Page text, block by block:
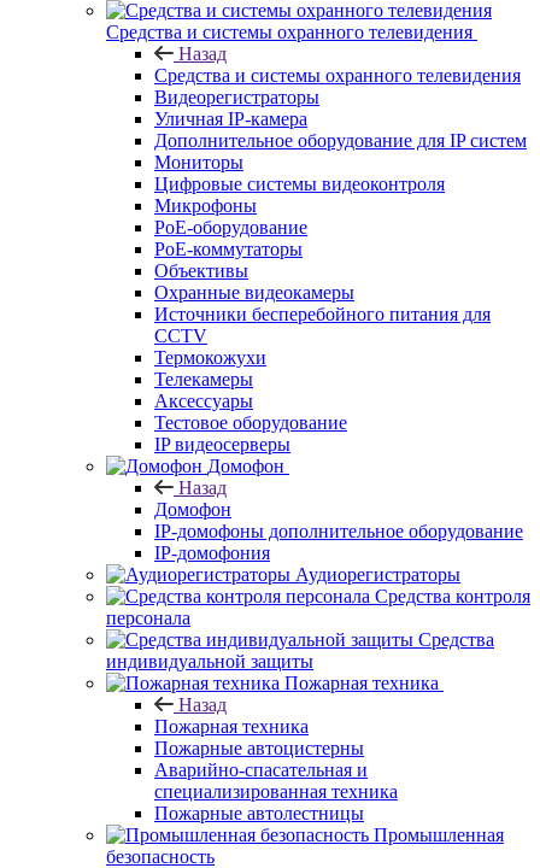
Средства и системы охранного телевидения
Назад
Средства и системы охранного телевидения
Видеорегистраторы
Уличная IP-камера
Дополнительное оборудование для IP систем
Мониторы
Цифровые системы видеоконтроля
Микрофоны
PoE-оборудование
PoE-коммутаторы
Объективы
Охранные видеокамеры
Источники бесперебойного питания для
CCTV
Термокожухи
Телекамеры
Аксессуары
Тестовое оборудование
IP видеосерверы
Домофон
Назад
Домофон
IP-домофоны дополнительное оборудование
IP-домофония
Аудиорегистраторы
Средства контроля
персонала
Средства
индивидуальной защиты
Пожарная техника
Назад
Пожарная техника
Пожарные автоцистерны
Аварийно-спасательная и
специализированная техника
Пожарные автолестницы
Промышленная
безопасность